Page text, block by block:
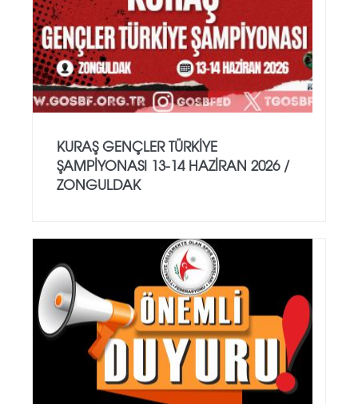
KURAŞ GENÇLER TÜRKİYE
ŞAMPİYONASI 13-14 HAZİRAN 2026 /
ZONGULDAK